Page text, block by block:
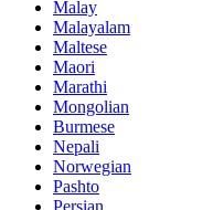
Malay
Malayalam
Maltese
Maori
Marathi
Mongolian
Burmese
Nepali
Norwegian
Pashto
Persian